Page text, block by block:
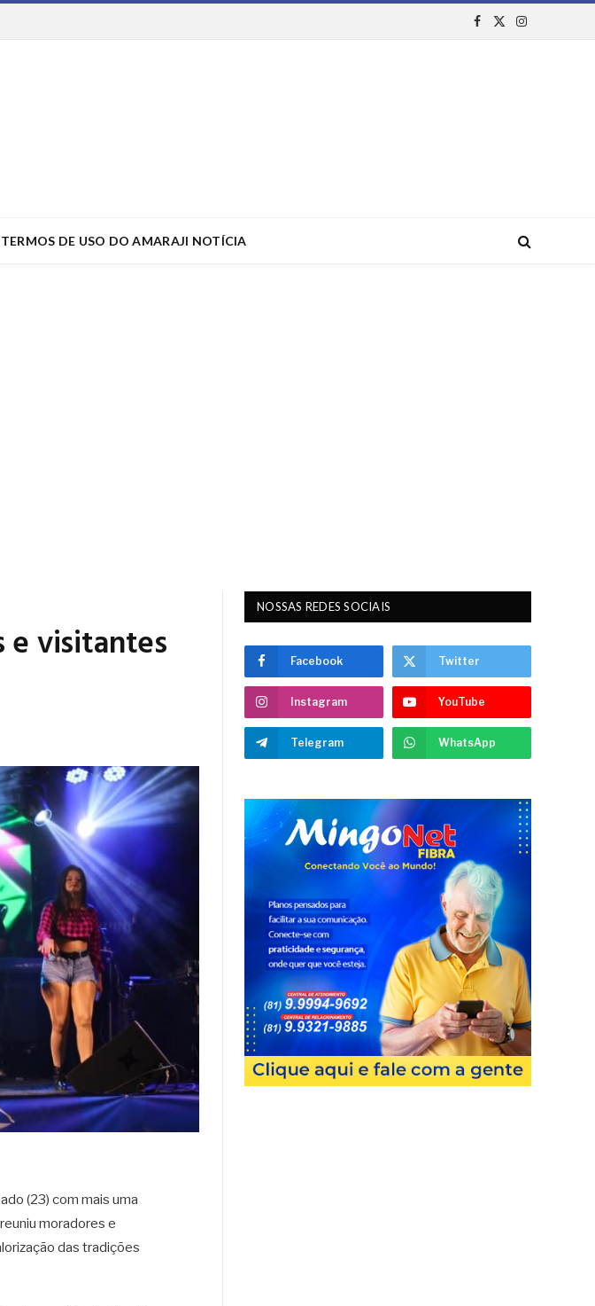
Facebook
X
Instagram
TERMOS DE USO DO AMARAJI NOTÍCIA
e visitantes
(23) com mais uma
moradores e
das tradições
NOSSAS REDES SOCIAIS
Facebook Twitter
Instagram YouTube
Telegram WhatsApp